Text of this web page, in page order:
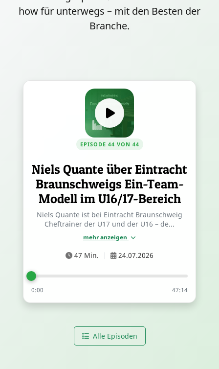
how für unterwegs – mit den Besten der
Branche.
EPISODE 44 VON 44
Niels Quante über Eintracht
Braunschweigs Ein-Team-
Modell im U16/17-Bereich
Niels Quante ist bei Eintracht Braunschweig
Cheftrainer der U17 und der U16 – de...
mehr anzeigen
47 Min. 24.07.2026
0:00 47:14
Alle Episoden